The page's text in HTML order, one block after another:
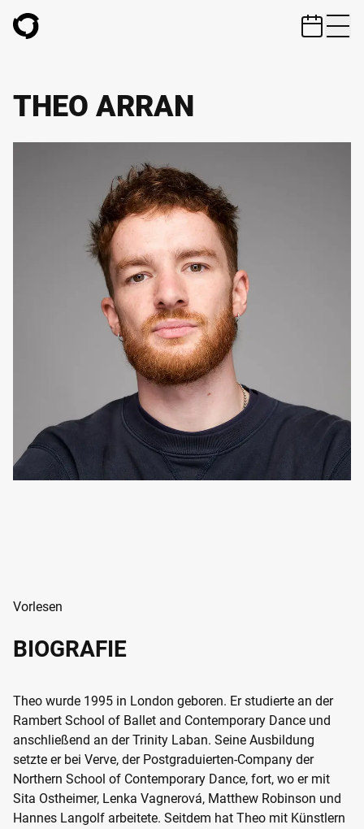
ZUM HAUPTINHALT SPRINGEN
THEO ARRAN
Vorlesen
BIOGRAFIE
Theo wurde 1995 in London geboren. Er studierte an der
Rambert School of Ballet and Contemporary Dance und
anschließend an der Trinity Laban. Seine Ausbildung
setzte er bei Verve, der Postgraduierten-Company der
Northern School of Contemporary Dance, fort, wo er mit
Sita Ostheimer, Lenka Vagnerová, Matthew Robinson und
Hannes Langolf arbeitete. Seitdem hat Theo mit Künstlern